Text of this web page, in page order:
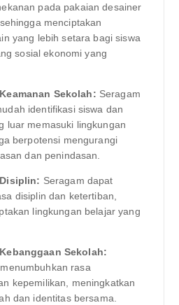
pada pakaian desainer
menciptakan
yang lebih setara bagi siswa
sosial ekonomi yang
Sekolah: Seragam
identifikasi siswa dan
luar memasuki lingkungan
berpotensi mengurangi
dan penindasan.
Seragam dapat
disiplin dan ketertiban,
lingkungan belajar yang
Sekolah:
rasa
kepemilikan, meningkatkan
dan identitas bersama.